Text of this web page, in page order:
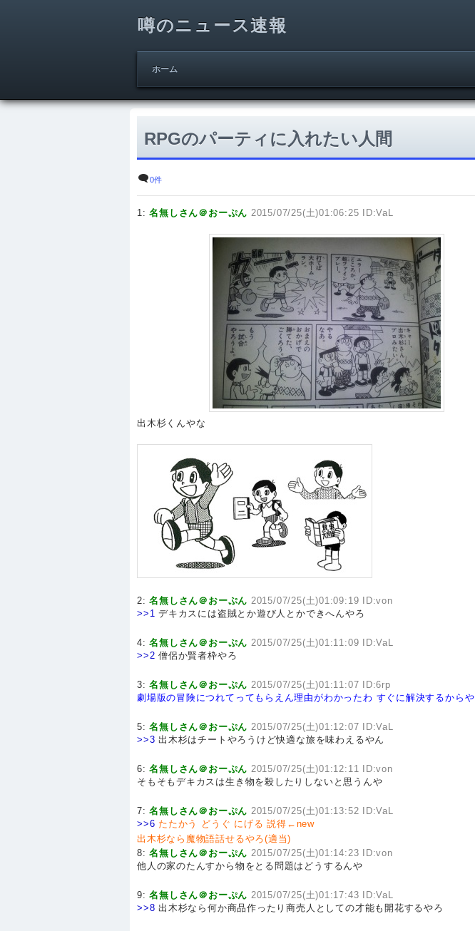
噂のニュース速報
ホーム
RPGのパーティに入れたい人間
0件
1:名無しさん＠おーぷん 2015/07/25(土)01:06:25 ID:VaL
出木杉くんやな
2:名無しさん＠おーぷん 2015/07/25(土)01:09:19 ID:von
>>1 デキカスには盗賊とか遊び人とかできへんやろ
4:名無しさん＠おーぷん 2015/07/25(土)01:11:09 ID:VaL
>>2 僧侶か賢者枠やろ
3:名無しさん＠おーぷん 2015/07/25(土)01:11:07 ID:6rp
劇場版の冒険につれてってもらえん理由がわかったわ すぐに解決するからや
5:名無しさん＠おーぷん 2015/07/25(土)01:12:07 ID:VaL
>>3 出木杉はチートやろうけど快適な旅を味わえるやん
6:名無しさん＠おーぷん 2015/07/25(土)01:12:11 ID:von
そもそもデキカスは生き物を殺したりしないと思うんや
7:名無しさん＠おーぷん 2015/07/25(土)01:13:52 ID:VaL
>>6 たたかう どうぐ にげる 説得←new
出木杉なら魔物語話せるやろ(適当)
8:名無しさん＠おーぷん 2015/07/25(土)01:14:23 ID:von
他人の家のたんすから物をとる問題はどうするんや
9:名無しさん＠おーぷん 2015/07/25(土)01:17:43 ID:VaL
>>8 出木杉なら何か商品作ったり商売人としての才能も開花するやろ